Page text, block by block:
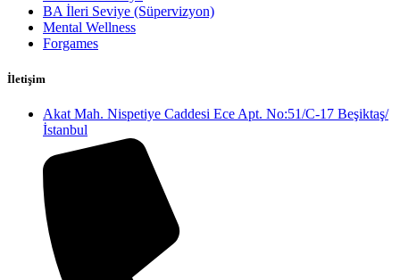
BA İleri Seviye (Süpervizyon)
Mental Wellness
Forgames
İletişim
Akat Mah. Nispetiye Caddesi Ece Apt. No:51/C-17 Beşiktaş/
İstanbul